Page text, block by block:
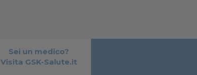
Sei un medico?
Visita GSK-Salute.it